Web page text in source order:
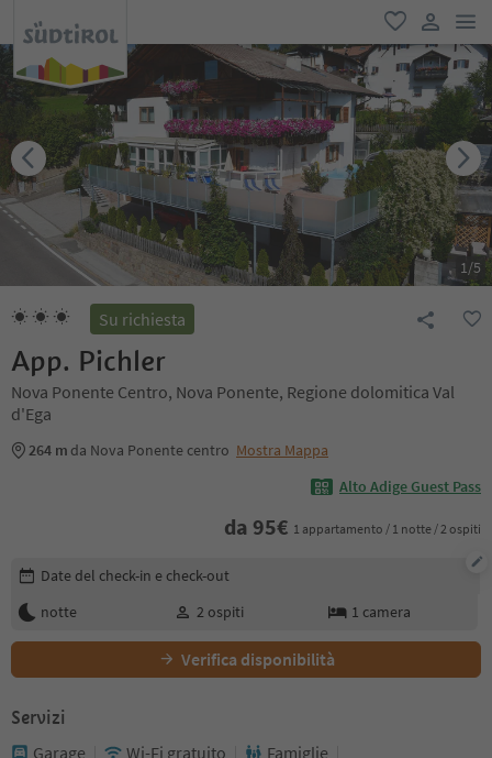
favoriti
user link
1/5
Su richiesta
App. Pichler
Nova Ponente Centro, Nova Ponente, Regione dolomitica Val
d'Ega
264 m da Nova Ponente centro Mostra Mappa
Alto Adige Guest Pass
da 95€ 1 appartamento / 1 notte / 2 ospiti
Modifica i dettagli della prenotazione
Date del check-in e check-out
notte
2 ospiti 1 camera
Verifica disponibilità
Servizi
Garage Wi-Fi gratuito
Famiglie